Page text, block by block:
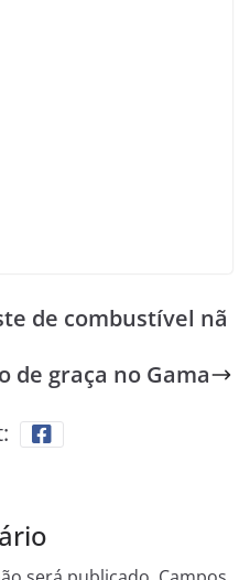
de combustível nã
de graça no Gama